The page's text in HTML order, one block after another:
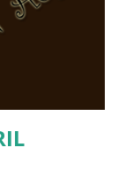
ada
cerita pasal